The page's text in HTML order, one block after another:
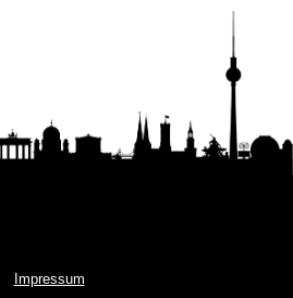
Impressum